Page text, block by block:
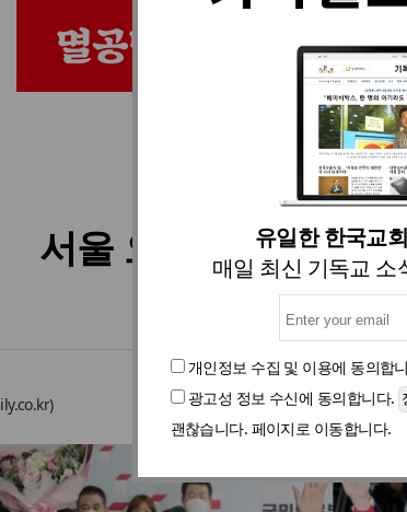
유일한 한국교
매일 최신 기독교
개인정보 수집 및 이용에 동의합
광고성 정보 수신에 동의합니다.
괜찮습니다. 페이지로 이동합니다.
정치일반
서울 오세훈 57.5%,
4·7 재보궐선
)